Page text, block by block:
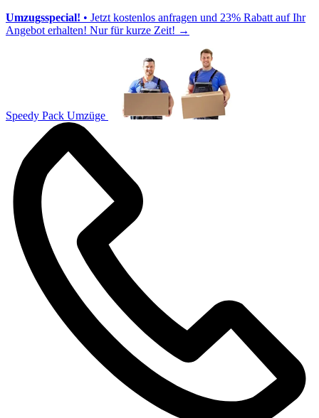
Umzugsspecial! • Jetzt kostenlos anfragen und 23% Rabatt auf Ihr
Angebot erhalten! Nur für kurze Zeit! →
Speedy Pack Umzüge